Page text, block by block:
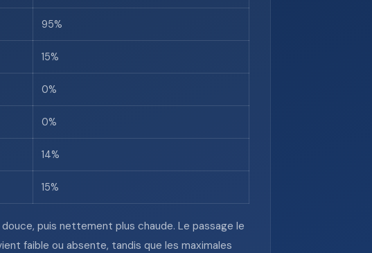
95%
15%
0%
0%
14%
15%
puis nettement plus chaude. Le passage le
faible ou absente, tandis que les maximales